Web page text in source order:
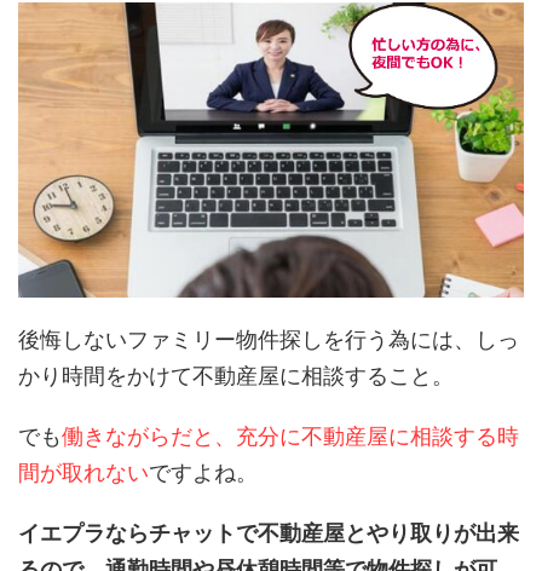
後悔しないファミリー物件探しを行う為には、しっ
かり時間をかけて不動産屋に相談すること。
でも働きながらだと、充分に不動産屋に相談する時
間が取れないですよね。
イエプラならチャットで不動産屋とやり取りが出来